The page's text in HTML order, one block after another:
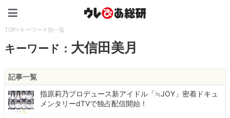
TOP>キーワード別一覧
キーワード： 大信田美月
記事一覧
指原莉乃プロデュース新アイドル「≒JOY」密着ドキュ
メンタリーdTVで独占配信開始！